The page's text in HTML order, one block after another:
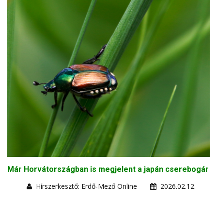
Már Horvátországban is megjelent a japán cserebogár
Hírszerkesztő: Erdő-Mező Online
2026.02.12.